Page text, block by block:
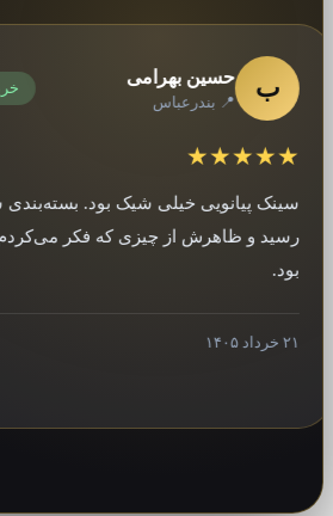
ب حسین بهرامی
📍 بندرعباس
خریدار
پیانویی خیلی شیک بود. بسته‌بندی سالم
و ظاهرش از چیزی که فکر می‌کردم بهتر